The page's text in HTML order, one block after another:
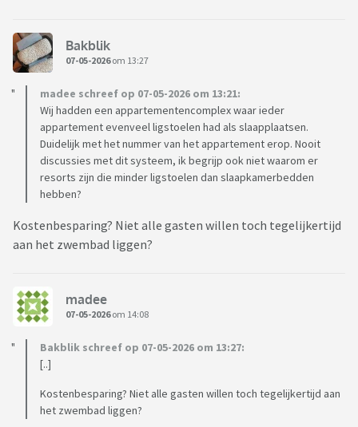
Bakblik
07-05-2026om 13:27
madee schreef op 07-05-2026 om 13:21:
Wij hadden een appartementencomplex waar ieder
appartement evenveel ligstoelen had als slaapplaatsen.
Duidelijk met het nummer van het appartement erop. Nooit
discussies met dit systeem, ik begrijp ook niet waarom er
resorts zijn die minder ligstoelen dan slaapkamerbedden
hebben?
Kostenbesparing? Niet alle gasten willen toch tegelijkertijd
aan het zwembad liggen?
madee
07-05-2026om 14:08
Bakblik schreef op 07-05-2026 om 13:27:
[..]
Kostenbesparing? Niet alle gasten willen toch tegelijkertijd aan
het zwembad liggen?